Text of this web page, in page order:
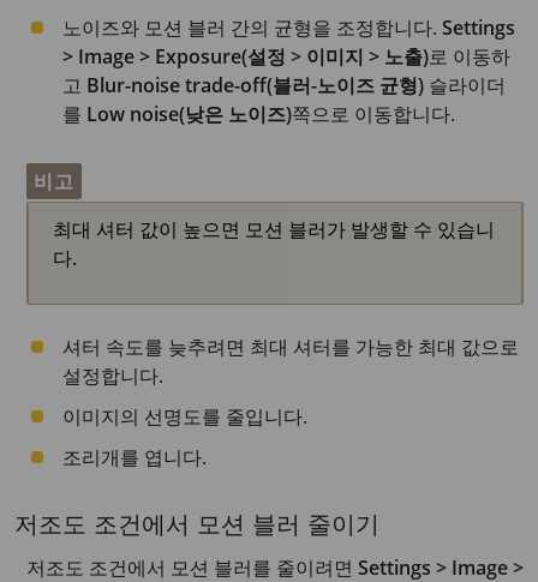
노이즈와 모션 블러 간의 균형을 조정합니다. Settings
> Image > Exposure(설정 > 이미지 > 노출)로 이동하
고 Blur-noise trade-off(블러-노이즈 균형) 슬라이더
를 Low noise(낮은 노이즈)쪽으로 이동합니다.
비고
최대 셔터 값이 높으면 모션 블러가 발생할 수 있습니
다.
셔터 속도를 늦추려면 최대 셔터를 가능한 최대 값으로
설정합니다.
이미지의 선명도를 줄입니다.
조리개를 엽니다.
저조도 조건에서 모션 블러 줄이기
저조도 조건에서 모션 블러를 줄이려면 Settings > Image >